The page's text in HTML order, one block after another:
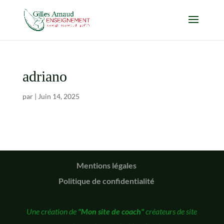
adriano
par | Juin 14, 2025
Mentions légales
Politique de confidentialité
Une création de "Mon site de coach"créateurs de site